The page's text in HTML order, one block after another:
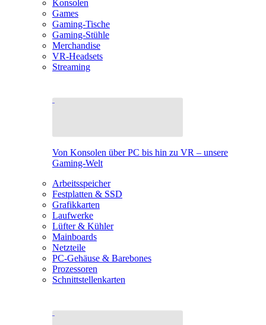
Konsolen
Games
Gaming-Tische
Gaming-Stühle
Merchandise
VR-Headsets
Streaming
Von Konsolen über PC bis hin zu VR – unsere
Gaming-Welt
Arbeitsspeicher
Festplatten & SSD
Grafikkarten
Laufwerke
Lüfter & Kühler
Mainboards
Netzteile
PC-Gehäuse & Barebones
Prozessoren
Schnittstellenkarten